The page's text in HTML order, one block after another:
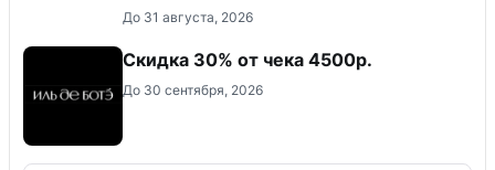
До 31 августа, 2026
Скидка 30% от чека 4500р.
До 30 сентября, 2026